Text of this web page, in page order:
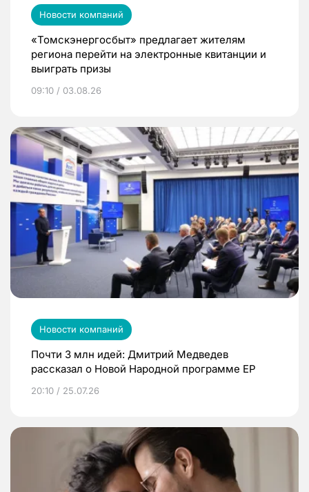
Новости компаний
«Томскэнергосбыт» предлагает жителям
региона перейти на электронные квитанции и
выиграть призы
09:10 / 03.08.26
Новости компаний
Почти 3 млн идей: Дмитрий Медведев
рассказал о Новой Народной программе ЕР
20:10 / 25.07.26